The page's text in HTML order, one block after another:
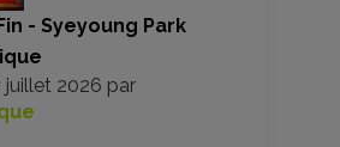
- Syeyoung Park
juillet 2026 par